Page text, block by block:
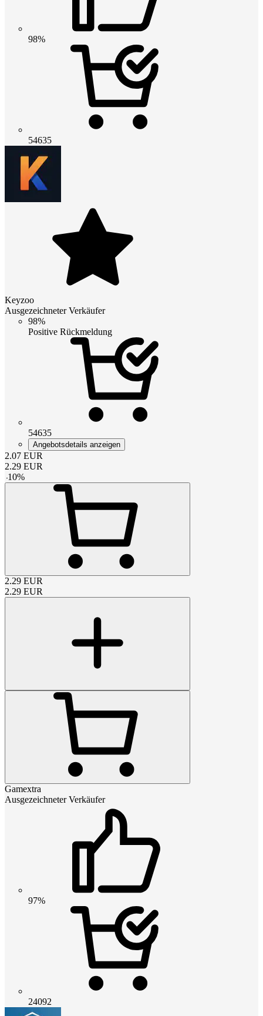
98%
54635
Keyzoo
Ausgezeichneter Verkäufer
98%
Positive Rückmeldung
54635
Angebotsdetails anzeigen
2.07 EUR
2.29 EUR
-10%
2.29 EUR
2.29 EUR
Gamextra
Ausgezeichneter Verkäufer
97%
24092